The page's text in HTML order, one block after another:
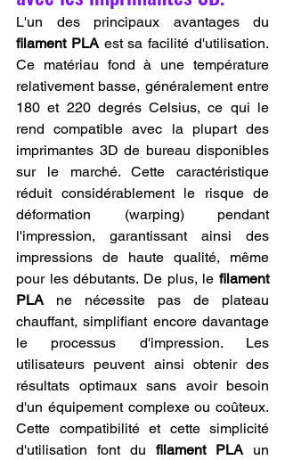
filament PLA est sa facilité d'utilisation.
Ce matériau fond à une température
relativement basse, généralement entre
180 et 220 degrés Celsius, ce qui le
rend compatible avec la plupart des
imprimantes 3D de bureau disponibles
sur le marché. Cette caractéristique
réduit considérablement le risque de
déformation (warping) pendant
l'impression, garantissant ainsi des
impressions de haute qualité, même
pour les débutants. De plus, le filament
PLA ne nécessite pas de plateau
chauffant, simplifiant encore davantage
le processus d'impression. Les
utilisateurs peuvent ainsi obtenir des
résultats optimaux sans avoir besoin
d'un équipement complexe ou coûteux.
Cette compatibilité et cette simplicité
d'utilisation font du filament PLA un